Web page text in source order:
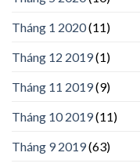
Tháng 1 2020(11)
Tháng 12 2019(1)
Tháng 11 2019(9)
Tháng 10 2019(11)
Tháng 9 2019(63)